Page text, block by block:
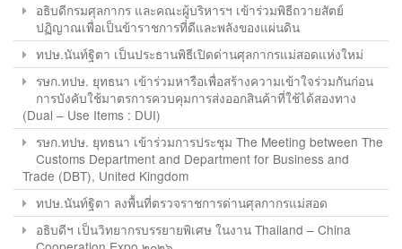
อธิบดีกรมศุลกากร และคณะผู้บริหารฯ เข้าร่วมพิธีถวายสัตย์
ปฏิญาณเพื่อเป็นข้าราชการที่ดีและพลังของแผ่นดิน
ทปษ.นันท์ฐิตา เป็นประธานพิธีเปิดด่านศุลกากรแม่สอดแห่งใหม่
รษก.ทปษ. ยุทธนา เข้าร่วมหารือเพื่อสร้างความเข้าใจร่วมกันก่อน
การบังคับใช้มาตรการควบคุมการส่งออกสินค้าที่ใช้ได้สองทาง
(Dual – Use Items : DUI)
รษก.ทปษ. ยุทธนา เข้าร่วมการประชุม The Meeting between The
Customs Department and Department for Business and
Trade (DBT), United Kingdom
ทปษ.นันท์ฐิตา ลงพื้นที่ตรวจราชการด่านศุลกากรแม่สอด
อธิบดีฯ เป็นวิทยากรบรรยายพิเศษ ในงาน Thailand – China